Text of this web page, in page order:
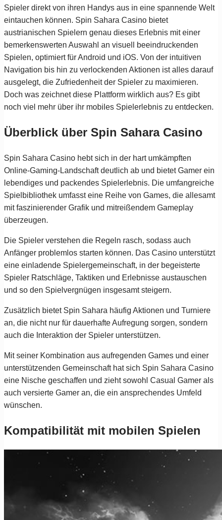
Spieler direkt von ihren Handys aus in eine spannende Welt
eintauchen können. Spin Sahara Casino bietet
austrianischen Spielern genau dieses Erlebnis mit einer
bemerkenswerten Auswahl an visuell beeindruckenden
Spielen, optimiert für Android und iOS. Von der intuitiven
Navigation bis hin zu verlockenden Aktionen ist alles darauf
ausgelegt, die Zufriedenheit der Spieler zu maximieren.
Doch was zeichnet diese Plattform wirklich aus? Es gibt
noch viel mehr über ihr mobiles Spielerlebnis zu entdecken.
Überblick über Spin Sahara Casino
Spin Sahara Casino hebt sich in der hart umkämpften
Online-Gaming-Landschaft deutlich ab und bietet Gamer ein
lebendiges und packendes Spielerlebnis. Die umfangreiche
Spielbibliothek umfasst eine Reihe von Games, die allesamt
mit faszinierender Grafik und mitreißendem Gameplay
überzeugen.
Die Spieler verstehen die Regeln rasch, sodass auch
Anfänger problemlos starten können. Das Casino unterstützt
eine einladende Spielergemeinschaft, in der begeisterte
Spieler Ratschläge, Taktiken und Erlebnisse austauschen
und so den Spielvergnügen insgesamt steigern.
Zusätzlich bietet Spin Sahara häufig Aktionen und Turniere
an, die nicht nur für dauerhafte Aufregung sorgen, sondern
auch die Interaktion der Spieler unterstützen.
Mit seiner Kombination aus aufregenden Games und einer
unterstützenden Gemeinschaft hat sich Spin Sahara Casino
eine Nische geschaffen und zieht sowohl Casual Gamer als
auch versierte Gamer an, die ein ansprechendes Umfeld
wünschen.
Kompatibilität mit mobilen Spielen